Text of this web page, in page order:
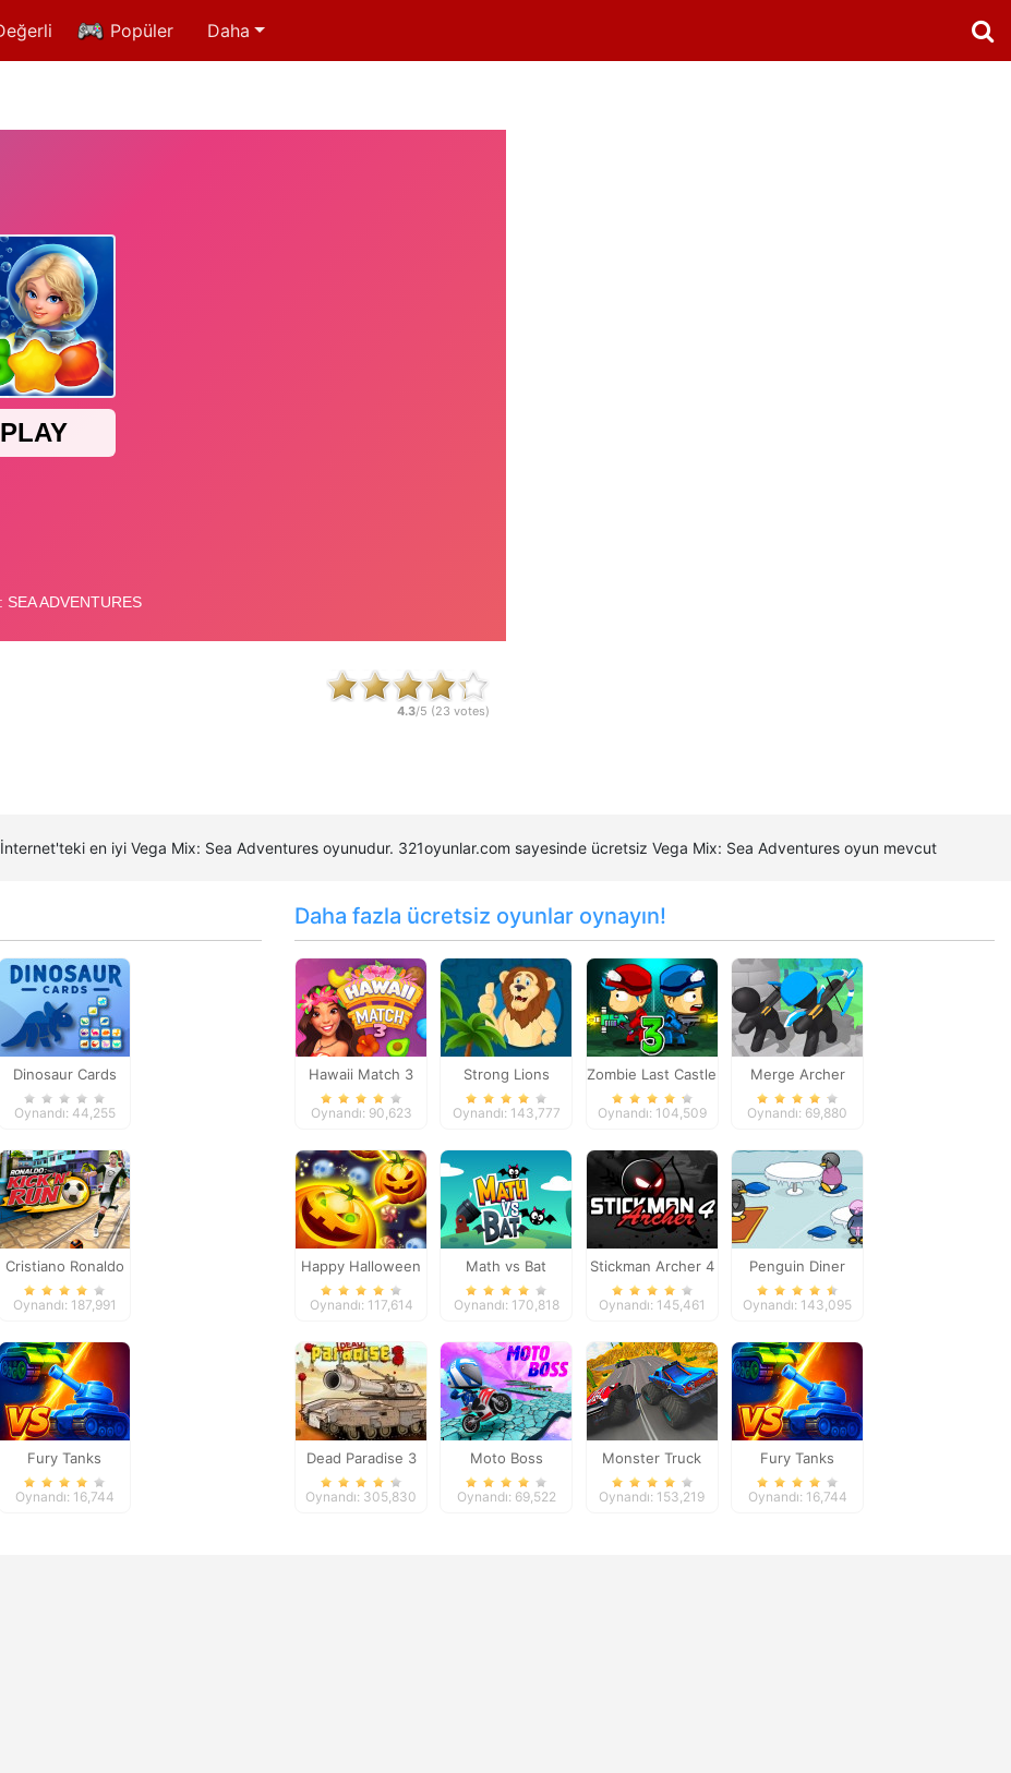
Popüler Daha
4.3/5 (23 votes)
en iyi Vega Mix: Sea Adventures oyunudur. 321oyunlar.com sayesinde ücretsiz Vega Mix: Sea Adventures oyun mevcut
Dinosaur Cards
Oynandı: 44,255
Cristiano Ronaldo
Kick`n`Run
Oynandı: 187,991
Fury Tanks
Oynandı: 16,744
Daha fazla ücretsiz oyunlar oynayın!
Hawaii Match 3
Oynandı: 90,623
Strong Lions
Jigsaw
Oynandı: 143,777
Zombie Last Castle
3
Oynandı: 104,509
Merge Archer
Defense
Oynandı: 69,880
Happy Halloween
Oynandı: 117,614
Math vs Bat
Oynandı: 170,818
Stickman Archer 4
Oynandı: 145,461
Penguin Diner
Oynandı: 143,095
Dead Paradise 3
Oynandı: 305,830
Moto Boss
Oynandı: 69,522
Monster Truck
Extreme Racing
Oynandı: 153,219
Fury Tanks
Oynandı: 16,744